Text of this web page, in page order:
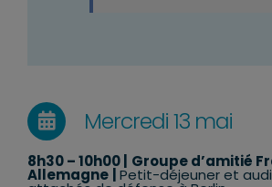
Mercredi 13 mai
8h30 – 10h00 | Groupe d’amitié
Allemagne Petit-déjeuner et